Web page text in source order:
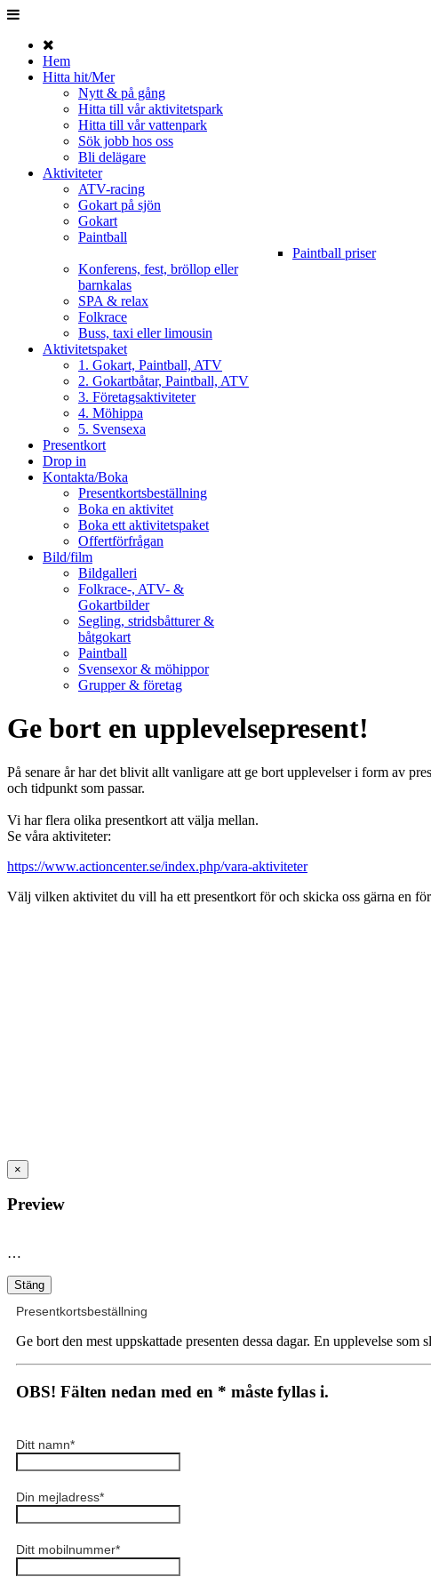
Hem
Hitta hit/Mer
Nytt & på gång
Hitta till vår aktivitetspark
Hitta till vår vattenpark
Sök jobb hos oss
Bli delägare
Aktiviteter
ATV-racing
Gokart på sjön
Gokart
Paintball
Paintball priser
Konferens, fest, bröllop eller
barnkalas
SPA & relax
Folkrace
Buss, taxi eller limousin
Aktivitetspaket
1. Gokart, Paintball, ATV
2. Gokartbåtar, Paintball, ATV
3. Företagsaktiviteter
4. Möhippa
5. Svensexa
Presentkort
Drop in
Kontakta/Boka
Presentkortsbeställning
Boka en aktivitet
Boka ett aktivitetspaket
Offertförfrågan
Bild/film
Bildgalleri
Folkrace-, ATV- &
Gokartbilder
Segling, stridsbåtturer &
båtgokart
Paintball
Svensexor & möhippor
Grupper & företag
Ge bort en upplevelsepresent!
På senare år har det blivit allt vanligare att ge bort upplevelser i form av
och tidpunkt som passar.
Vi har flera olika presentkort att välja mellan.
Se våra aktiviteter:
https://www.actioncenter.se/index.php/vara-aktiviteter
Välj vilken aktivitet du vill ha ett presentkort för och skicka oss gärna en
×
Preview
…
Stäng
Presentkortsbeställning
Ge bort den mest uppskattade presenten dessa dagar. En upplevelse
OBS! Fälten nedan med en * måste fyllas i.
Ditt namn*
Din mejladress*
Ditt mobilnummer*